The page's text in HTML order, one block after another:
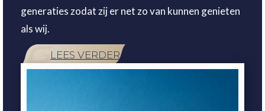
generaties zodat zij er net zo van kunnen genieten
als wij.
LEES VERDER